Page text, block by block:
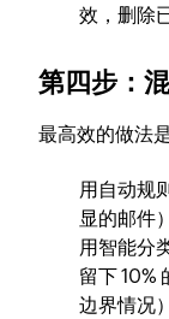
效，删除
第四步：
最高效的做法
用自动规
显的邮件）
用智能分
留下 10%
边界情况）